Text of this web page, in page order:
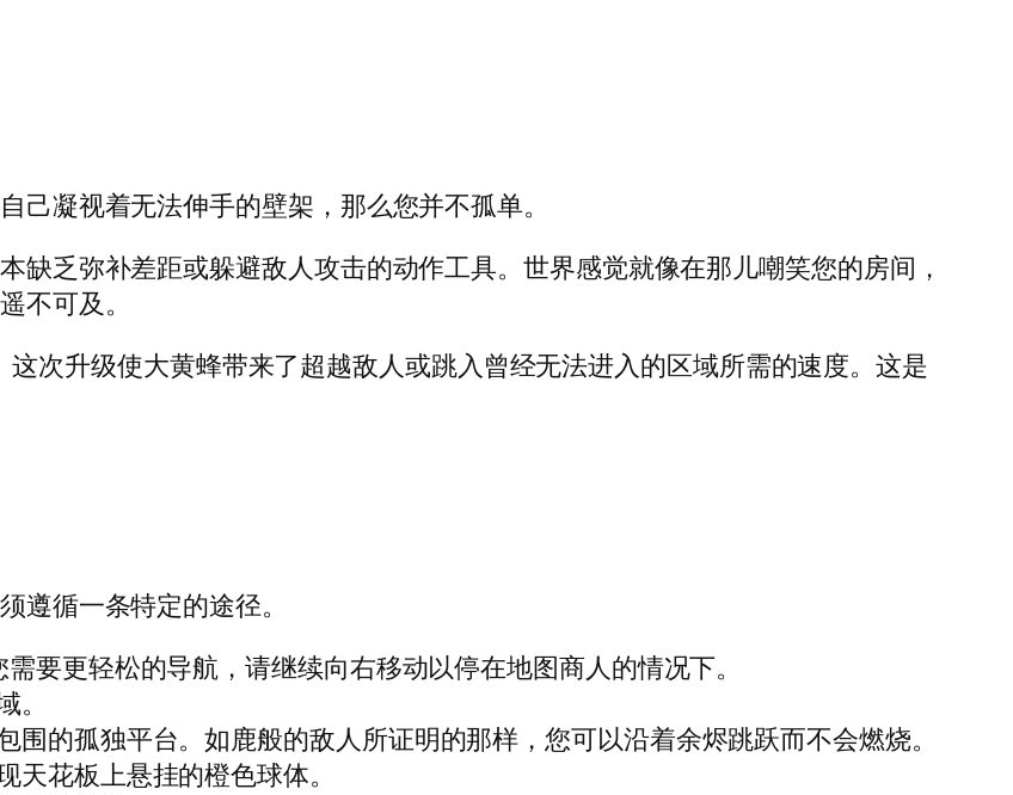
己凝视着无法伸手的壁架，那么您并不孤单。
缺乏弥补差距或躲避敌人攻击的动作工具。世界感觉就像在那儿嘲笑您的房间，
不可及。
次升级使大黄蜂带来了超越敌人或跳入曾经无法进入的区域所需的速度。这是
遵循一条特定的途径。
要更轻松的导航，请继续向右移动以停在地图商人的情况下。
。
的孤独平台。如鹿般的敌人所证明的那样，您可以沿着余烬跳跃而不会燃烧。
花板上悬挂的橙色球体。